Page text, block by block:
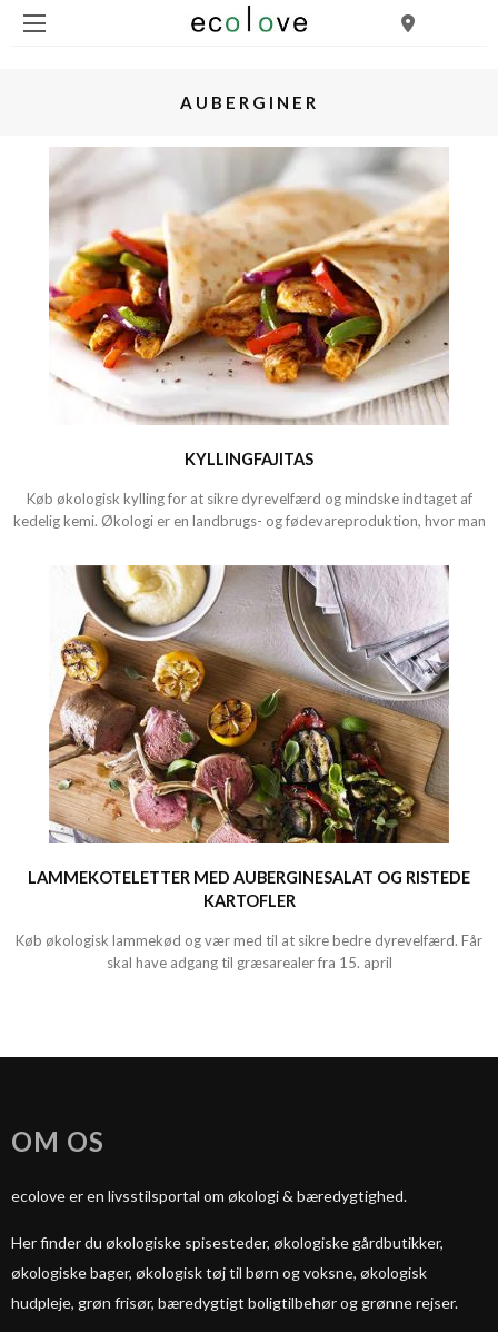
AUBERGINER
KYLLINGFAJITAS
Køb økologisk kylling for at sikre dyrevelfærd og mindske indtaget af
kedelig kemi. Økologi er en landbrugs- og fødevareproduktion, hvor man
LAMMEKOTELETTER MED AUBERGINESALAT OG RISTEDE
KARTOFLER
Køb økologisk lammekød og vær med til at sikre bedre dyrevelfærd. Får
skal have adgang til græsarealer fra 15. april
OM OS
ecolove er en livsstilsportal om økologi & bæredygtighed.
Her finder du økologiske spisesteder, økologiske gårdbutikker,
økologiske bager, økologisk tøj til børn og voksne, økologisk
hudpleje, grøn frisør, bæredygtigt boligtilbehør og grønne rejser.